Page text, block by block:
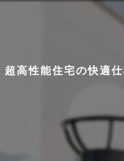
超高性能住宅の快適
パッシブデザインという
国際基準をクリアする